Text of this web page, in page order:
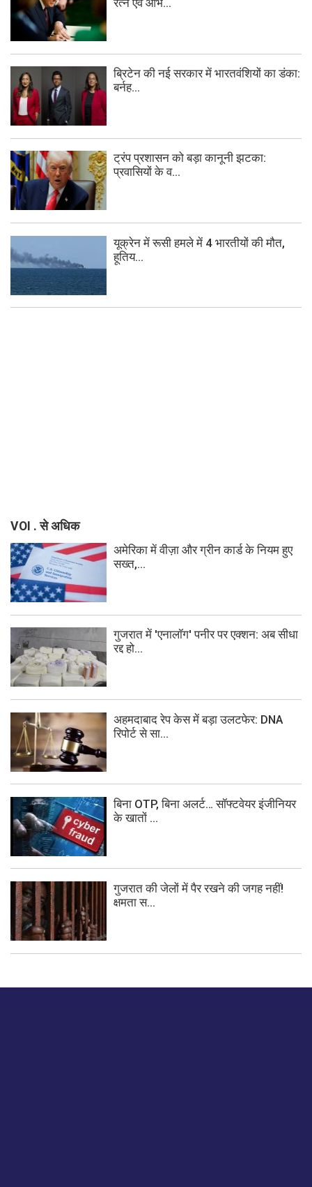
रत्न एवं आभ...
ब्रिटेन की नई सरकार में भारतवंशियों का डंका:
बर्नह...
ट्रंप प्रशासन को बड़ा कानूनी झटका:
प्रवासियों के व...
यूक्रेन में रूसी हमले में 4 भारतीयों की मौत,
हूतिय...
VOI . से अधिक
अमेरिका में वीज़ा और ग्रीन कार्ड के नियम हुए
सख्त,...
गुजरात में 'एनालॉग' पनीर पर एक्शन: अब सीधा
रद्द हो...
अहमदाबाद रेप केस में बड़ा उलटफेर: DNA
रिपोर्ट से सा...
बिना OTP, बिना अलर्ट… सॉफ्टवेयर इंजीनियर
के खातों ...
गुजरात की जेलों में पैर रखने की जगह नहीं!
क्षमता स...